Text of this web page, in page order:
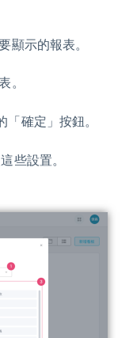
顯示的報表。
。
確定」按鈕。
些設置。